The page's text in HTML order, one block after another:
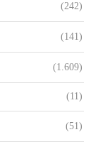
(242)
(141)
(1.609)
(11)
(51)